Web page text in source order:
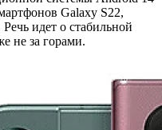
Galaxy S22,
идет о стабильной
не за горами.